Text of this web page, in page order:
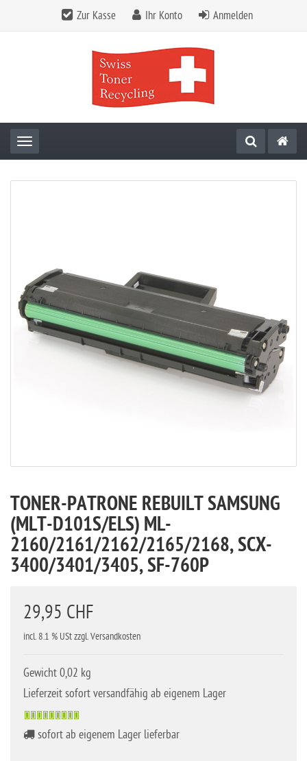
Zur Kasse Ihr Konto Anmelden
Toggle navigation
TONER-PATRONE REBUILT SAMSUNG
(MLT-D101S/ELS) ML-
2160/2161/2162/2165/2168, SCX-
3400/3401/3405, SF-760P
29,95 CHF
incl. 8.1 % USt zzgl. Versandkosten
Gewicht 0,02 kg
Lieferzeit sofort versandfähig ab eigenem Lager
sofort ab eigenem Lager lieferbar